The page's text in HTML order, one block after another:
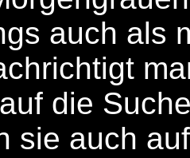
auch als
die
sie auch